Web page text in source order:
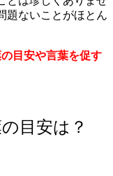
題ないことがほとん
目安や言葉を促す
目安は？